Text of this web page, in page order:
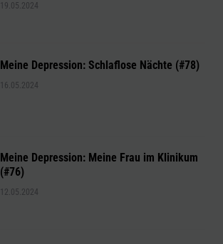
19.05.2024
Meine Depression: Schlaflose Nächte (#78)
16.05.2024
Meine Depression: Meine Frau im Klinikum
(#76)
12.05.2024